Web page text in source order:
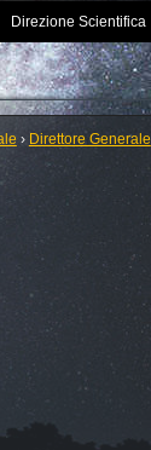
Direzione Scientifica
› Direttore Generale